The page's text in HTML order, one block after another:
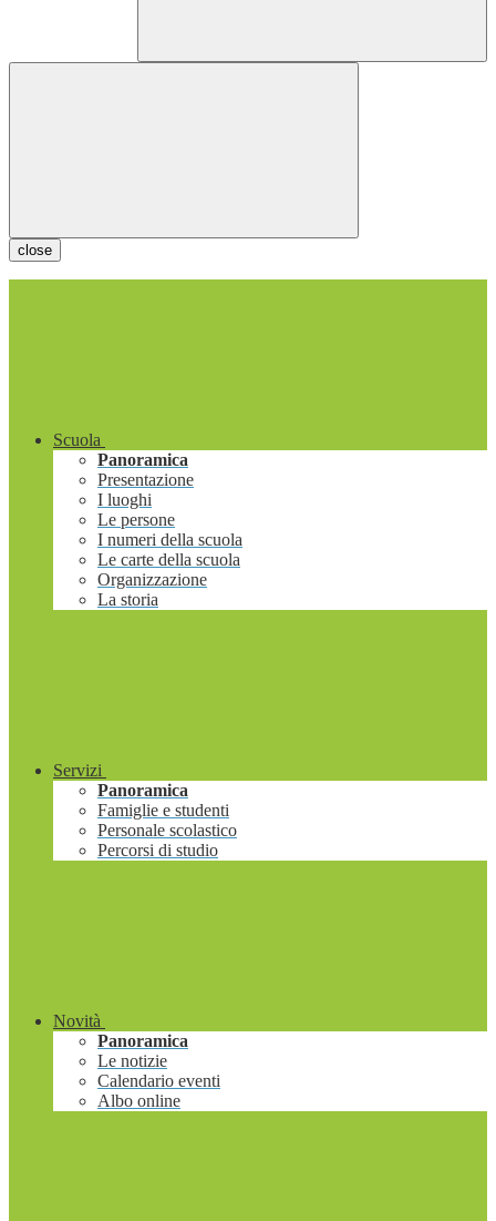
close
Scuola
Panoramica
Presentazione
I luoghi
Le persone
I numeri della scuola
Le carte della scuola
Organizzazione
La storia
Servizi
Panoramica
Famiglie e studenti
Personale scolastico
Percorsi di studio
Novità
Panoramica
Le notizie
Calendario eventi
Albo online